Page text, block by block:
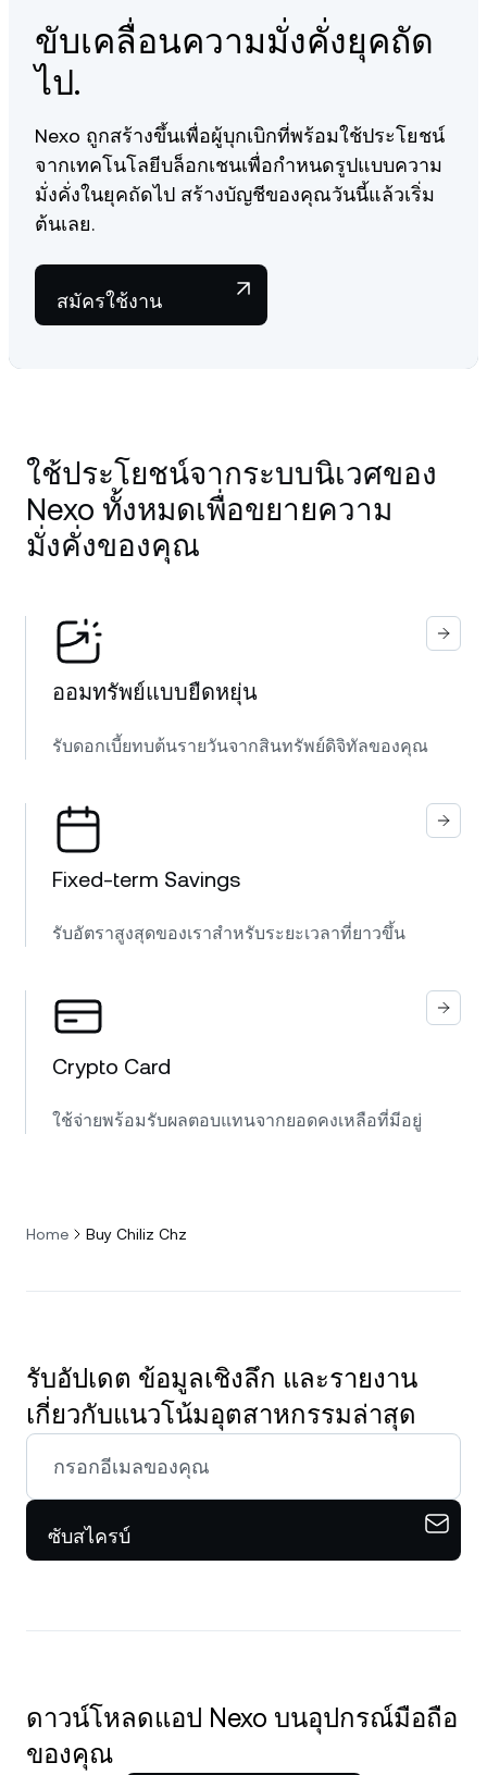
ขับเคลื่อนความมั่งคั่งยุคถัด
ไป.
Nexo ถูกสร้างขึ้นเพื่อผู้บุกเบิกที่พร้อมใช้ประโยชน์
จากเทคโนโลยีบล็อกเชนเพื่อกำหนดรูปแบบความ
มั่งคั่งในยุคถัดไป สร้างบัญชีของคุณวันนี้แล้วเริ่ม
ต้นเลย.
สมัครใช้งาน
ใช้ประโยชน์จากระบบนิเวศของ
Nexo ทั้งหมดเพื่อขยายความ
มั่งคั่งของคุณ
ออมทรัพย์แบบยืดหยุ่น
รับดอกเบี้ยทบต้นรายวันจากสินทรัพย์ดิจิทัลของคุณ
Fixed-term Savings
รับอัตราสูงสุดของเราสำหรับระยะเวลาที่ยาวขึ้น
Crypto Card
ใช้จ่ายพร้อมรับผลตอบแทนจากยอดคงเหลือที่มีอยู่
Home Buy Chiliz Chz
รับอัปเดต ข้อมูลเชิงลึก และรายงาน
เกี่ยวกับแนวโน้มอุตสาหกรรมล่าสุด
ซับสไครบ์
ดาวน์โหลดแอป Nexo บนอุปกรณ์มือถือ
ของคุณ